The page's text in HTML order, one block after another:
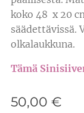
koko 48 x 20
säädettävissä.
olkalaukkuna.
Tämä
50,00 €